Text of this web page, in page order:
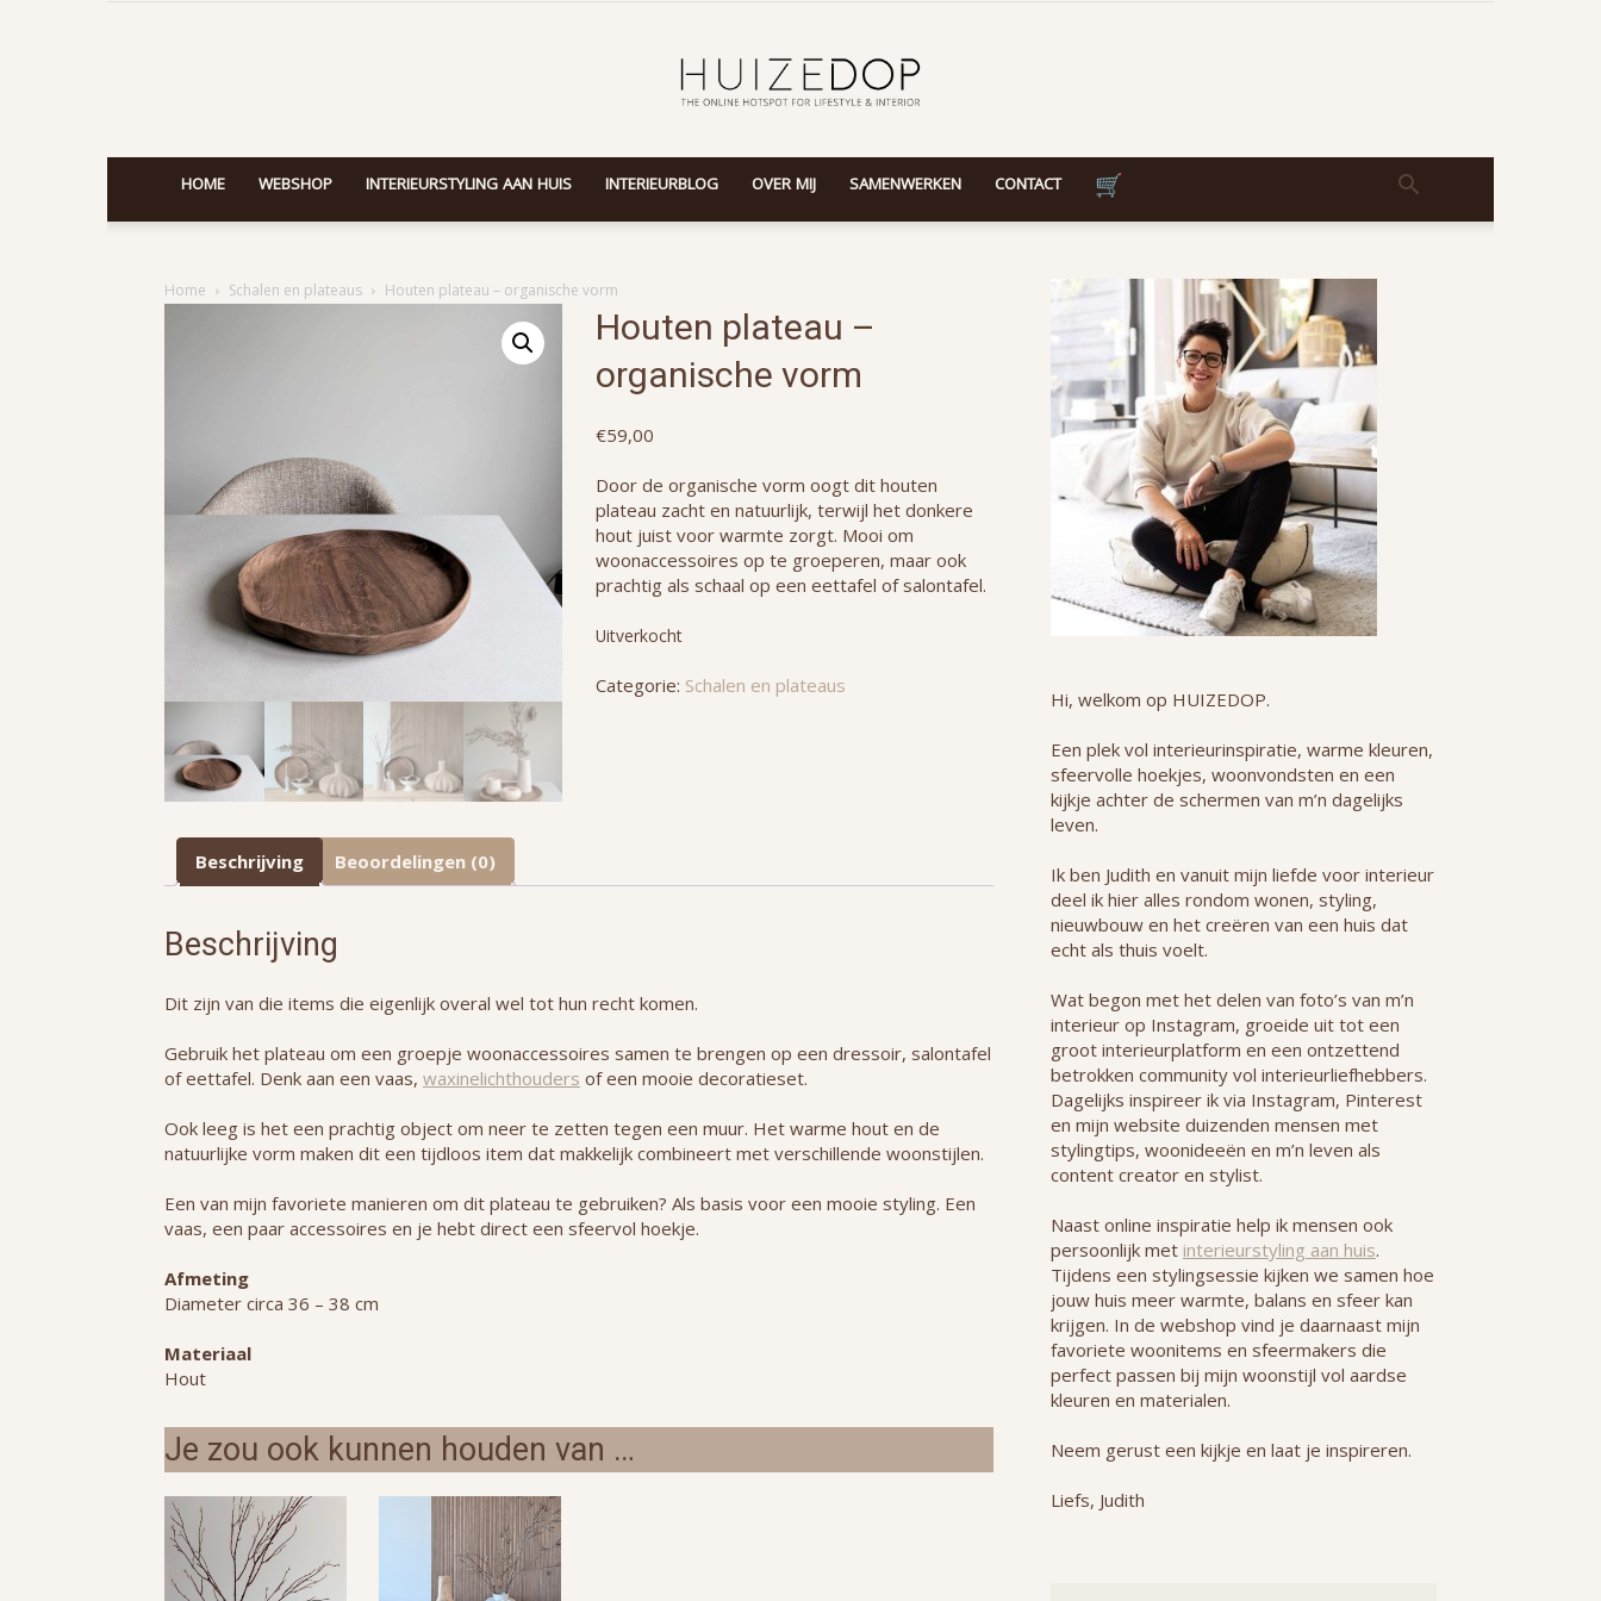
Huizedop
HOME WEBSHOP INTERIEURSTYLING AAN HUIS INTERIEURBLOG OVER MIJ SAMENWERKEN CONTACT
Home Schalen en plateaus Houten plateau – organische vorm
Houten plateau –
organische vorm
€59,00
Door de organische vorm oogt dit houten
plateau zacht en natuurlijk, terwijl het donkere
hout juist voor warmte zorgt. Mooi om
woonaccessoires op te groeperen, maar ook
prachtig als schaal op een eettafel of salontafel.
Uitverkocht
Categorie: Schalen en plateaus
Beschrijving Beoordelingen (0)
Beschrijving
Dit zijn van die items die eigenlijk overal wel tot hun recht komen.
Gebruik het plateau om een groepje woonaccessoires samen te brengen op een dressoir, salontafel
of eettafel. Denk aan een vaas, waxinelichthouders of een mooie decoratieset.
Ook leeg is het een prachtig object om neer te zetten tegen een muur. Het warme hout en de
natuurlijke vorm maken dit een tijdloos item dat makkelijk combineert met verschillende woonstijlen.
Een van mijn favoriete manieren om dit plateau te gebruiken? Als basis voor een mooie styling. Een
vaas, een paar accessoires en je hebt direct een sfeervol hoekje.
Afmeting
Diameter circa 36 – 38 cm
Materiaal
Hout
Je zou ook kunnen houden van …
Hi, welkom op HUIZEDOP.
Een plek vol interieurinspiratie, warme kleuren,
sfeervolle hoekjes, woonvondsten en een
kijkje achter de schermen van m’n dagelijks
leven.
Ik ben Judith en vanuit mijn liefde voor interieur
deel ik hier alles rondom wonen, styling,
nieuwbouw en het creëren van een huis dat
echt als thuis voelt.
Wat begon met het delen van foto’s van m’n
interieur op Instagram, groeide uit tot een
groot interieurplatform en een ontzettend
betrokken community vol interieurliefhebbers.
Dagelijks inspireer ik via Instagram, Pinterest
en mijn website duizenden mensen met
stylingtips, woonideeën en m’n leven als
content creator en stylist.
Naast online inspiratie help ik mensen ook
persoonlijk met interieurstyling aan huis.
Tijdens een stylingsessie kijken we samen hoe
jouw huis meer warmte, balans en sfeer kan
krijgen. In de webshop vind je daarnaast mijn
favoriete woonitems en sfeermakers die
perfect passen bij mijn woonstijl vol aardse
kleuren en materialen.
Neem gerust een kijkje en laat je inspireren.
Liefs, Judith